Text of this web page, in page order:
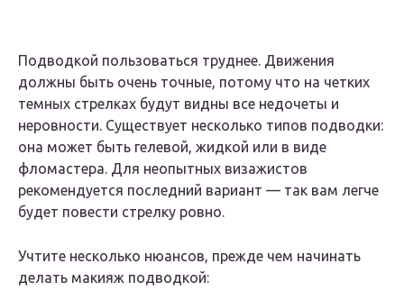
Подводкой пользоваться труднее. Движения
должны быть очень точные, потому что на четких
темных стрелках будут видны все недочеты и
неровности. Существует несколько типов подводки:
она может быть гелевой, жидкой или в виде
фломастера. Для неопытных визажистов
рекомендуется последний вариант — так вам легче
будет повести стрелку ровно.
Учтите несколько нюансов, прежде чем начинать
делать макияж подводкой: